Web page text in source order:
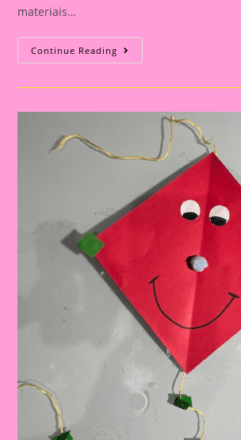
materiais…
Continue Reading Transformando
Reciclagem
De
Confeccionar
Brinquedos
Crianças
Educação
Infantil
E
No